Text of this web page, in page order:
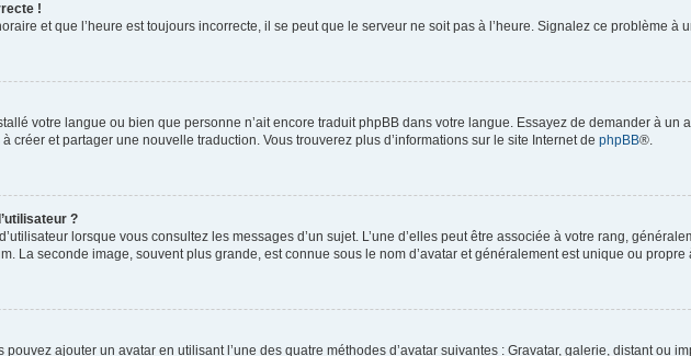
!
et que l’heure est toujours incorrecte, il se peut que le serveur ne soit pas à l’heure. Signalez ce problème à
votre langue ou bien que personne n’ait encore traduit phpBB dans votre langue. Essayez de demander à un
créer et partager une nouvelle traduction. Vous trouverez plus d’informations sur le site Internet de phpBB®.
?
lorsque vous consultez les messages d’un sujet. L’une d’elles peut être associée à votre rang,
La seconde image, souvent plus grande, est connue sous le nom d’avatar et généralement est unique ou propre
ajouter un avatar en utilisant l’une des quatre méthodes d’avatar suivantes : Gravatar, galerie, distant ou